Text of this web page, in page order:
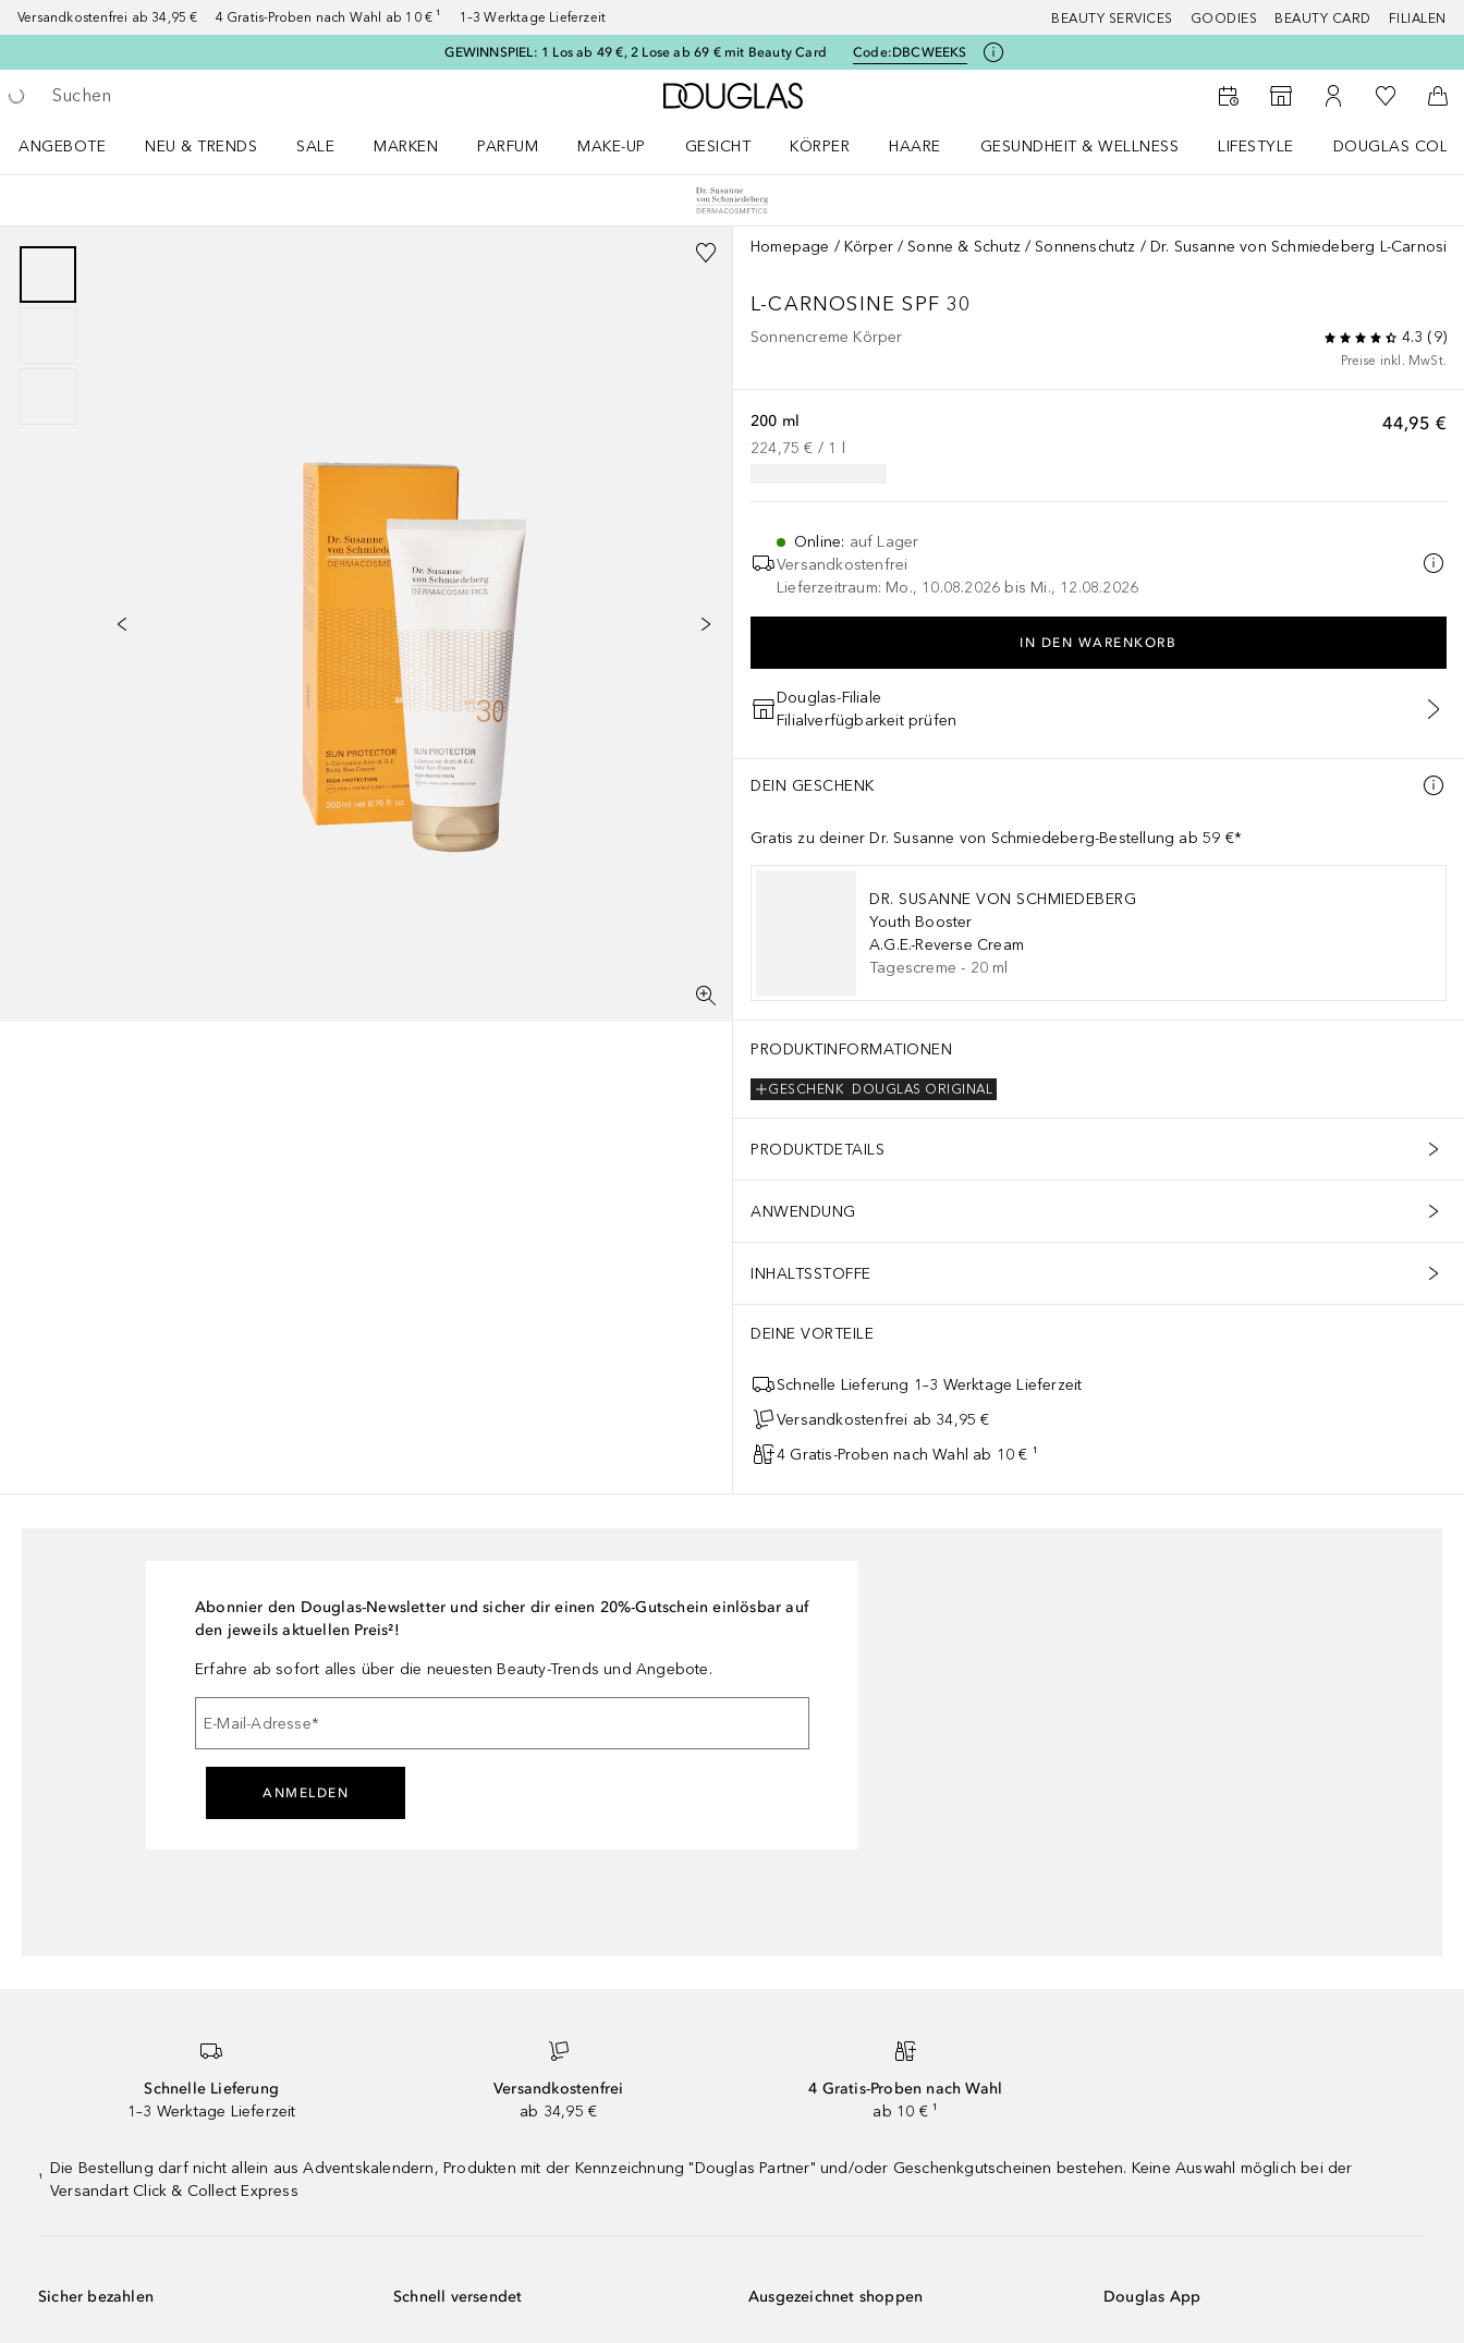
Versandkostenfrei ab 34,95 € 4 Gratis-Proben nach Wahl ab 10 € ¹ 1–3 Werktage Lieferzeit BEAUTY SERVICES GOODIES BEAUTY CARD FILIALEN
GEWINNSPIEL: 1 Los ab 49 €, 2 Lose ab 69 € mit Beauty Card Code:DBCWEEKS
Gehe zurück
Suche ausführen
Zur Douglas Startseite
Zum Storefinder
Zu Meinem
Zu Meiner
ANGEBOTE
NEU & TRENDS
SALE
MARKEN
PARFUM
MAKE-UP
GESICHT
KÖRPER
HAARE
GESUNDHEIT & WELLNESS
LIFESTYLE
DOUGLAS
Homepage Körper Sonne & Schutz Sonnenschutz Dr. Susanne von Schmiedeberg L-
L-CARNOSINE SPF 30
Sonnencreme Körper 4.3 (9)
Preise inkl. MwSt.
44,95 €
200 ml
224,75 € / 1
Online: auf Lager
Versandkostenfrei
Lieferzeitraum: Mo., 10.08.2026 bis Mi., 12.08.2026
IN DEN WARENKORB
Douglas-Filiale
Filialverfügbarkeit prüfen
DEIN GESCHENK
Gratis zu deiner Dr. Susanne von Schmiedeberg-Bestellung ab 59 €*
DR. SUSANNE VON SCHMIEDEBERG
Youth Booster
A.G.E.-Reverse Cream
Tagescreme - 20 ml
PRODUKTINFORMATIONEN
DOUGLAS ORIGINAL
GESCHENK
PRODUKTDETAILS
ANWENDUNG
INHALTSSTOFFE
DEINE VORTEILE
Schnelle Lieferung 1–3 Werktage Lieferzeit
Versandkostenfrei ab 34,95 €
4 Gratis-Proben nach Wahl ab 10 € ¹
Abonnier den Douglas-Newsletter und sicher dir einen 20%-Gutschein einlösbar auf
den jeweils aktuellen Preis²!
Erfahre ab sofort alles über die neuesten Beauty-Trends und Angebote.
E-Mail-Adresse*
ANMELDEN
Schnelle Lieferung
1–3 Werktage Lieferzeit
Versandkostenfrei
ab 34,95 €
4 Gratis-Proben nach Wahl
ab 10 € ¹
¹
Die Bestellung darf nicht allein aus Adventskalendern, Produkten mit der Kennzeichnung "Douglas Partner" und/oder Geschenkgutscheinen bestehen. Keine Auswahl möglich bei der
Versandart Click & Collect Express
Sicher bezahlen Schnell versendet Ausgezeichnet shoppen Douglas App